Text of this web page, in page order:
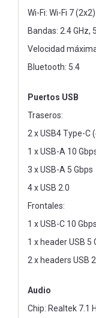
Wi-Fi: Wi-Fi 7 (2x2)
Bandas: 2.4 GHz,
Velocidad
Bluetooth: 5.4
Puertos USB
Traseros:
2 x USB4 Type-C
1 x USB-A 10
3 x USB-A 5 Gbps
4 x USB 2.0
Frontales:
1 x USB-C 10 Gbps
1 x header USB
2 x headers USB
Audio
Chip: Realtek 7.1